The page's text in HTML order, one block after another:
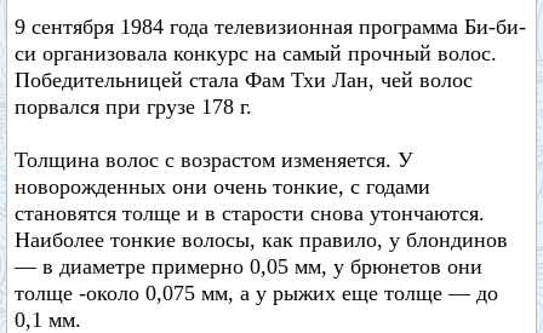
9 сентября 1984 года телевизионная программа Би-би-
си организовала конкурс на самый прочный волос.
Победительницей стала Фам Тхи Лан, чей волос
порвался при грузе 178 г.
Толщина волос с возрастом изменяется. У
новорожденных они очень тонкие, с годами
становятся толще и в старости снова утончаются.
Наиболее тонкие волосы, как правило, у блондинов
— в диаметре примерно 0,05 мм, у брюнетов они
толще -около 0,075 мм, а у рыжих еще толще — до
0,1 мм.